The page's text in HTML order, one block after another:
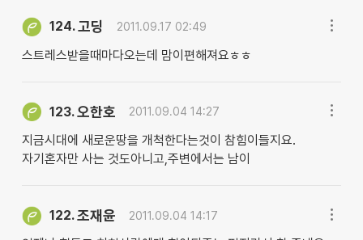
124.고딩 2011.09.17 02:49
스트레스받을때마다오는데 맘이편해져요ㅎㅎ
123.오한호 2011.09.04 14:27
지금시대에 새로운땅을 개척한다는것이 참힘이들지요.
자기혼자만 사는 것도아니고,주변에서는 남이
122.조재윤 2011.09.04 14:17